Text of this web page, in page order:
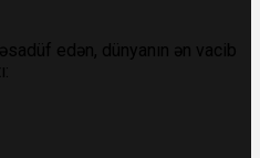
edən, dünyanın ən vacib